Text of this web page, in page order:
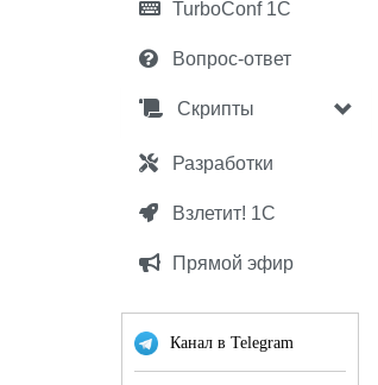
TurboConf 1С
Вопрос-ответ
Скрипты
Разработки
Взлетит! 1С
Прямой эфир
Канал в Telegram